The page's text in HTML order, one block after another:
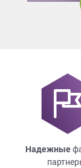
Надежные